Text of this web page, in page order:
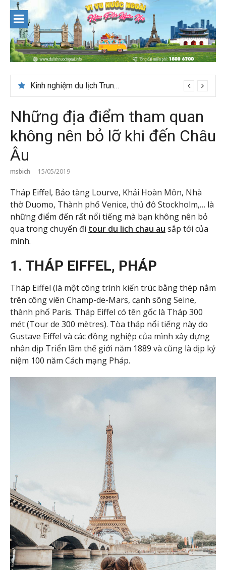
content
Kinh nghiệm du lịch Trung Á lần đầu cho khách Việt
Những địa điểm tham quan
không nên bỏ lỡ khi đến Châu
Âu
msbich 15/05/2019
Tháp Eiffel, Bảo tàng Lourve, Khải Hoàn Môn, Nhà
thờ Duomo, Thành phố Venice, thủ đô Stockholm,… là
những điểm đến rất nổi tiếng mà bạn không nên bỏ
qua trong chuyến đi tour du lich chau au sắp tới của
mình.
1. THÁP EIFFEL, PHÁP
Tháp Eiffel (là một công trình kiến trúc bằng thép nằm
trên công viên Champ-de-Mars, cạnh sông Seine,
thành phố Paris. Tháp Eiffel có tên gốc là Tháp 300
mét (Tour de 300 mètres). Tòa tháp nổi tiếng này do
Gustave Eiffel và các đồng nghiệp của mình xây dựng
nhân dịp Triển lãm thế giới năm 1889 và cũng là dịp kỷ
niệm 100 năm Cách mạng Pháp.